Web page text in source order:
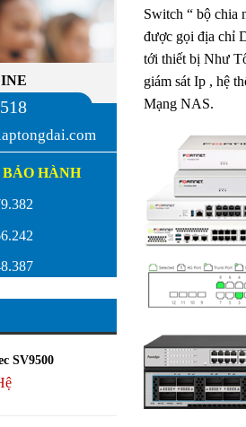
HÀNH
SV9500
Switch “ bộ chia
được gọi địa chỉ
tới thiết bị Như
giám sát Ip , hệ
Mạng NAS.